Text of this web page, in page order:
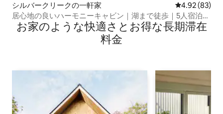
シルバークリークの一軒家 レビュー83
4.92 (83)
居心地の良いハーモニーキャビン｜湖まで徒歩｜5人宿泊可
能
お家のような快⁠適⁠さ⁠とお⁠得⁠な長⁠期⁠滞⁠在
料⁠金